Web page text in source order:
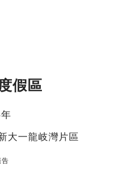
假區
大一龍岐灣片區
告